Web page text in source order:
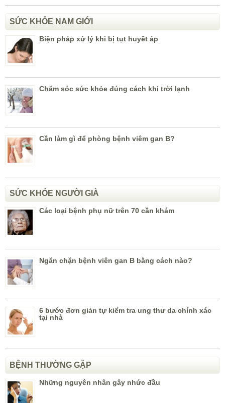
SỨC KHỎE NAM GIỚI
Biện pháp xử lý khi bị tụt huyết áp
Chăm sóc sức khỏe đúng cách khi trời lạnh
Cần làm gì để phòng bệnh viêm gan B?
SỨC KHỎE NGƯỜI GIÀ
Các loại bệnh phụ nữ trên 70 cần khám
Ngăn chặn bệnh viên gan B bằng cách nào?
6 bước đơn giản tự kiểm tra ung thư da chính xác
tại nhà
BỆNH THƯỜNG GẶP
Những nguyên nhân gây nhức đầu